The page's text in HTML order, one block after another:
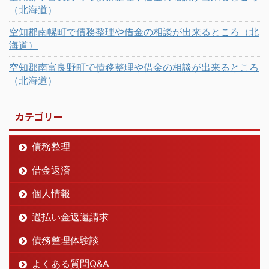
（北海道）
空知郡南幌町で債務整理や借金の相談が出来るところ（北
海道）
空知郡南富良野町で債務整理や借金の相談が出来るところ
（北海道）
カテゴリー
債務整理
借金返済
個人情報
過払い金返還請求
債務整理体験談
よくある質問Q&A